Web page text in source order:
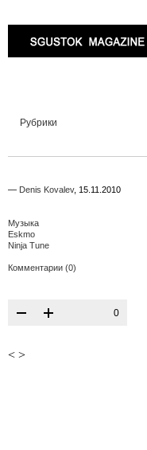
Рубрики
— Denis Kovalev, 15.11.2010
Музыка
Eskmo
Ninja Tune
Комментарии (0)
0
< >